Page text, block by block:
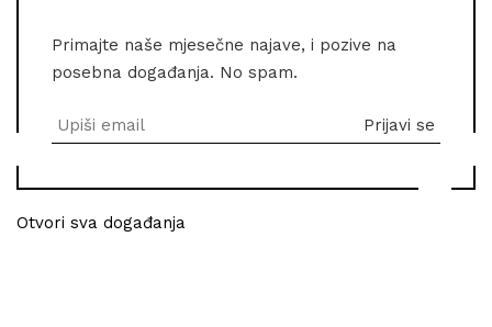
Primajte naše mjesečne najave, i pozive na
posebna događanja. No spam.
Otvori sva događanja